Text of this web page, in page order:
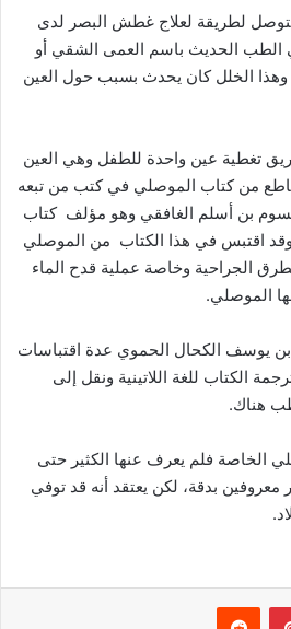
لطريقة لعلاج غطش البصر لدى
الطب الحديث باسم العمى الشقي أو
وهذا الخلل كان يحدث بسبب حول العين
تغطية عين واحدة للطفل وهي العين
من كتاب الموصلي في كتب من تبعه
بن أسلم الغافقي وهو مؤلف كتاب
اقتبس في هذا الكتاب من الموصلي
الجراحية وخاصة عملية قدح الماء
الموصلي.
بن يوسف الكحال الحموي عدة اقتباسات
الكتاب للغة اللاتينية ونقل إلى
هناك.
الخاصة فلم يعرف عنها الكثير حتى
معروفين بدقة، لكن يعتقد أنه قد توفي
بينتيريست